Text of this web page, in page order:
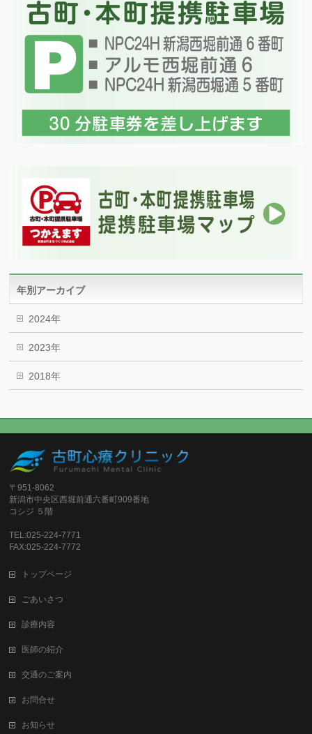
年別アーカイブ
2024年
2023年
2018年
〒951-8062
新潟市中央区西堀前通六番町909番地
コシジ ５階
TEL:025-224-7771
FAX:025-224-7772
トップページ
ごあいさつ
診療内容
医師の紹介
交通のご案内
お問合せ
お知らせ